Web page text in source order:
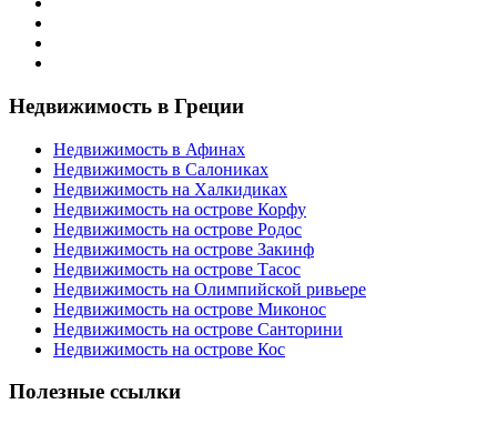
Недвижимость в Греции
Недвижимость в Афинах
Недвижимость в Салониках
Недвижимость на Халкидиках
Недвижимость на острове Корфу
Недвижимость на острове Родос
Недвижимость на острове Закинф
Недвижимость на острове Тасос
Недвижимость на Олимпийской ривьере
Недвижимость на острове Миконос
Недвижимость на острове Санторини
Недвижимость на острове Кос
Полезные ссылки